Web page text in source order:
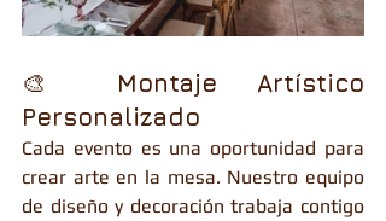
🎨 Montaje Artístico
Personalizado
Cada evento es una oportunidad para
crear arte en la mesa. Nuestro equipo
de diseño y decoración trabaja contigo